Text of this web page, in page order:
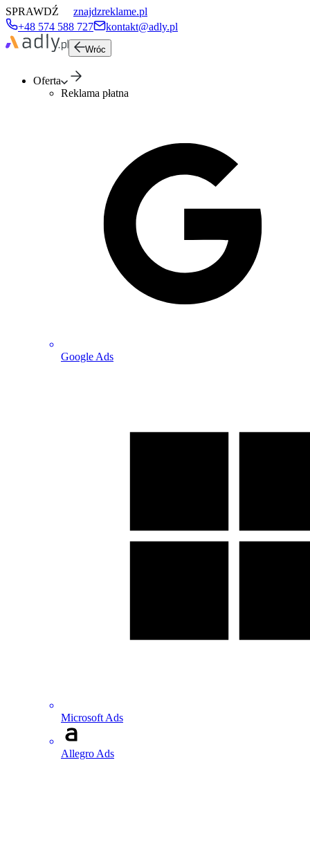
SPRAWDŹ
znajdzreklame.pl
+48 574 588 727
kontakt@adly.pl
Wróc
Oferta
Reklama płatna
Google Ads
Microsoft Ads
Allegro Ads